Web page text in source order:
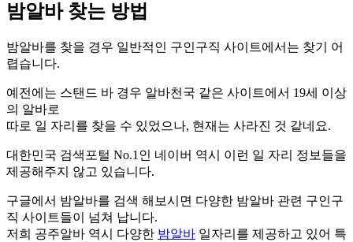
밤알바 찾는 방법
밤알바를 찾을 경우 일반적인 구인구직 사이트에서는 찾기 어
렵습니다.
예전에는 스탠드 바 경우 알바천국 같은 사이트에서 19세 이상
의 알바로
따로 일 자리를 찾을 수 있었으나, 현재는 사라진 것 같네요.
대한민국 검색포털 No.1인 네이버 역시 이런 일 자리 정보들을
제공해주지 않고 있습니다.
구글에서 밤알바를 검색 해보시면 다양한 밤알바 관련 구인구
직 사이트들이 넘쳐 납니다.
저희 공주알바 역시 다양한 밤알바 일자리를 제공하고 있어 특